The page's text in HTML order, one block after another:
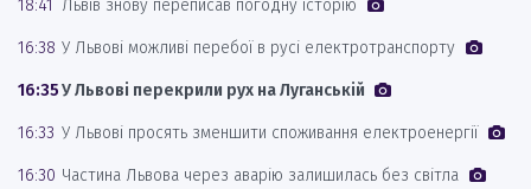
18:41 Львів знову переписав погодну історію
16:38 У Львові можливі перебої в русі електротранспорту
16:35У Львові перекрили рух на Луганській
16:33 У Львові просять зменшити споживання електроенергії
16:30 Частина Львова через аварію залишилась без світла